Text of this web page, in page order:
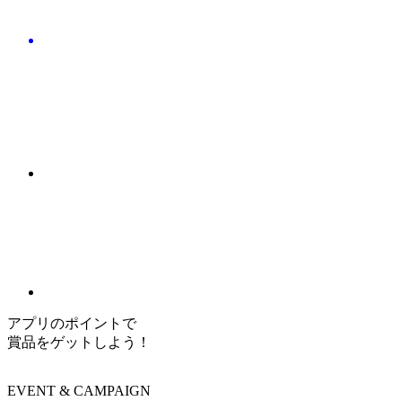
アプリのポイントで
賞品をゲットしよう！
EVENT & CAMPAIGN